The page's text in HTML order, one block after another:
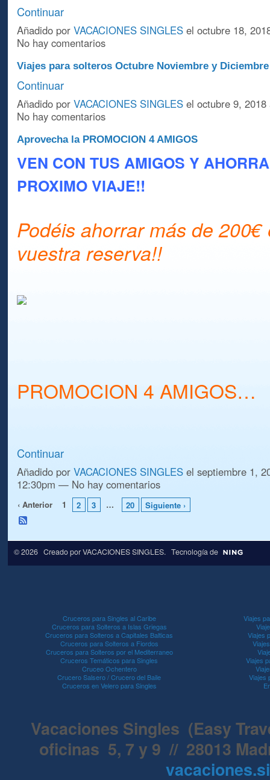
Continuar
Añadido por VACACIONES SINGLESel octubre 18,
No hay comentarios
Viajes para solteros Octubre Noviembre y Diciembre
Continuar
Añadido por VACACIONES SINGLESel octubre 9,
No hay comentarios
Aprovecha la PROMOCION 4 AMIGOS
VEN CON TUS AMIGOS Y
PROXIMO VIAJE!!
Podéis ahorrar más de 200€
vuestra reserva!!
PROMOCION 4 AMIGOS…
Continuar
Añadido por VACACIONES SINGLESel septiembre 1,
12:30pm — No hay comentarios
‹ Anterior 1 2 3 … 20 Siguiente ›
© 2026 Creado porVACACIONES SINGLES. Tecnología de
Cruceros para Singles al Caribe
Cruceros para Solteros a Islas Griegas
Cruceros para Solteros a Capitales Balticas
Cruceros para Solteros a Fiordos
Cruceros para Solteros por el Mediterraneo
Cruceros Temáticos para Singles
Cruceo Ochentero
Crucero Salsero / Crucero del Baile
Cruceros en Velero para Singles
Viajes
Viajes
Viajes
Viajes
Vacaciones Singles (Easy
oficinas 5, 7 y 9 // 28013